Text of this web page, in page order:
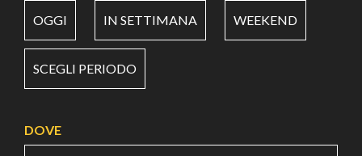
OGGI IN SETTIMANA WEEKEND
SCEGLI PERIODO
DOVE